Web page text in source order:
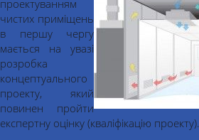
проектуванням
чистих приміщень
в першу чергу
мається на увазі
розробка
концептуального
проекту, який
повинен пройти
експертну оцінку (кваліфікацію проекту).